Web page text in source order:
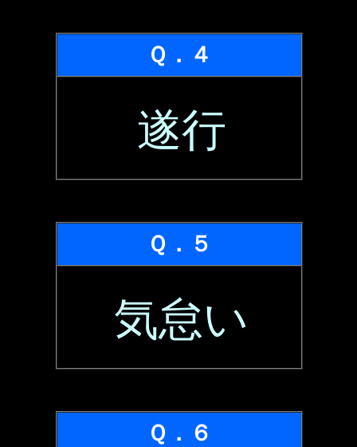
Ｑ．４
遂行
Ｑ．５
気怠い
Ｑ．６